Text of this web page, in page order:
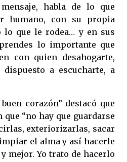
habla de lo que
humano, con su propia
lo que le rodea… y en sus
lo importante que
con quien desahogarte,
a escucharte, a
corazón” destacó que
“no hay que guardarse
exteriorizarlas, sacar
el alma y así hacerle
mejor. Yo trato de hacerlo